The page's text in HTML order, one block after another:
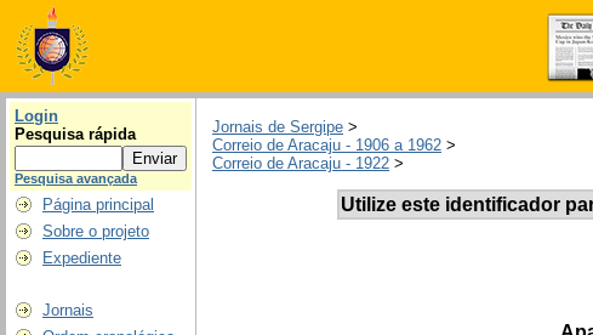
Login
Pesquisa rápida
Pesquisa avançada
Página principal
Sobre o projeto
Expediente
Jornais
Jornais de Sergipe >
Correio de Aracaju - 1906 a 1962 >
Correio de Aracaju - 1922 >
Utilize este identificador